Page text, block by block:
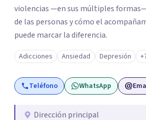
violencias —en sus múltiples
de las personas y cómo el
puede marcar la diferencia.
Adicciones Ansiedad Depresión
Teléfono WhatsApp
Dirección principal